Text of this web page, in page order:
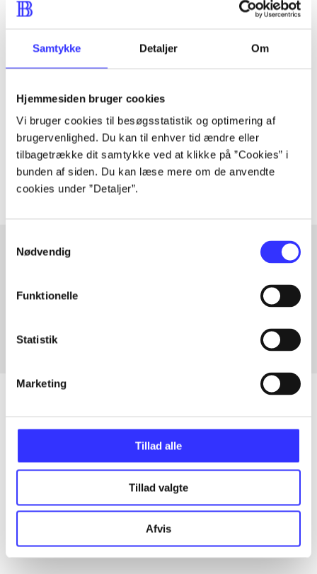
Samtykke Detaljer Om
Hjemmesiden bruger cookies
Vi bruger cookies til besøgsstatistik og optimering af
brugervenlighed. Du kan til enhver tid ændre eller
tilbagetrække dit samtykke ved at klikke på ”Cookies” i
bunden af siden. Du kan læse mere om de anvendte
cookies under ”Detaljer”.
Nødvendig
Funktionelle
Statistik
Marketing
Tillad alle
Tillad valgte
Afvis
Tidsskrift
lorem ipsum dolor sit amet ...
Tidsskrift
Artiklerne i handler ofte om
Fra
Alle registrerede artikler fordelt på udgivelser
...
...